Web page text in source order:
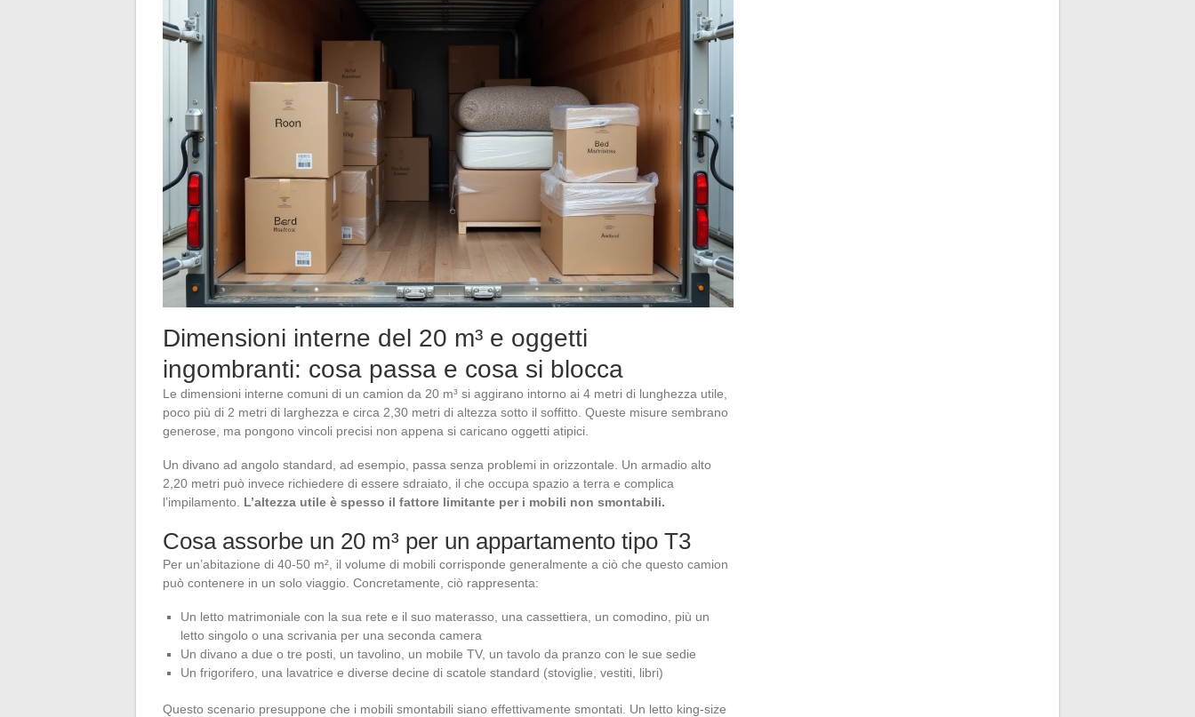
Dimensioni interne del 20 m³ e oggetti
ingombranti: cosa passa e cosa si blocca
Le dimensioni interne comuni di un camion da 20 m³ si aggirano intorno ai 4 metri di lunghezza utile,
poco più di 2 metri di larghezza e circa 2,30 metri di altezza sotto il soffitto. Queste misure sembrano
generose, ma pongono vincoli precisi non appena si caricano oggetti atipici.
Un divano ad angolo standard, ad esempio, passa senza problemi in orizzontale. Un armadio alto
2,20 metri può invece richiedere di essere sdraiato, il che occupa spazio a terra e complica
l’impilamento. L’altezza utile è spesso il fattore limitante per i mobili non smontabili.
Cosa assorbe un 20 m³ per un appartamento tipo T3
Per un’abitazione di 40-50 m², il volume di mobili corrisponde generalmente a ciò che questo camion
può contenere in un solo viaggio. Concretamente, ciò rappresenta:
Un letto matrimoniale con la sua rete e il suo materasso, una cassettiera, un comodino, più un
letto singolo o una scrivania per una seconda camera
Un divano a due o tre posti, un tavolino, un mobile TV, un tavolo da pranzo con le sue sedie
Un frigorifero, una lavatrice e diverse decine di scatole standard (stoviglie, vestiti, libri)
Questo scenario presuppone che i mobili smontabili siano effettivamente smontati. Un letto king-size